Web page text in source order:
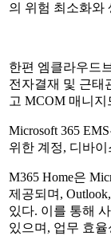
의 위험 최소화와
한편 엠클라우드
전자결재 및 근태
고 MCOM 매니
Microsoft 365
위한 계정, 디바
M365 Home은
제공되며,
있다. 이를 통해
있으며, 업무 효율